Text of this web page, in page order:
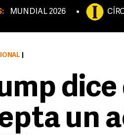
MUNDIAL 2026
un